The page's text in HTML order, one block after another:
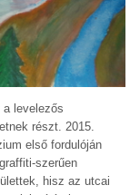
a levelezős
részt. 2015.
első fordulóján
szerűen
hisz az utcai